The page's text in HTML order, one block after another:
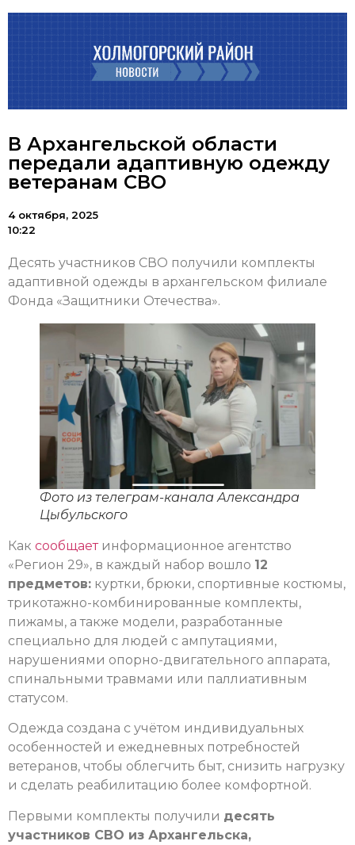
В Архангельской области
передали адаптивную одежду
ветеранам СВО
4 октября, 2025
10:22
Десять участников СВО получили комплекты
адаптивной одежды в архангельском филиале
Фонда «Защитники Отечества».
Фото из телеграм-канала Александра
Цыбульского
Как сообщает информационное агентство
«Регион 29», в каждый набор вошло 12
предметов: куртки, брюки, спортивные костюмы,
трикотажно-комбинированные комплекты,
пижамы, а также модели, разработанные
специально для людей с ампутациями,
нарушениями опорно-двигательного аппарата,
спинальными травмами или паллиативным
статусом.
Одежда создана с учётом индивидуальных
особенностей и ежедневных потребностей
ветеранов, чтобы облегчить быт, снизить нагрузку
и сделать реабилитацию более комфортной.
Первыми комплекты получили десять
участников СВО из Архангельска,